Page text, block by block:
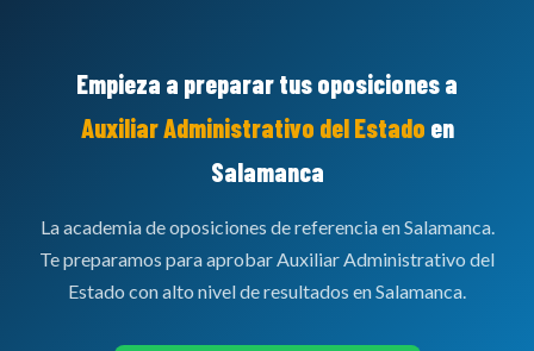
Empieza a preparar tus oposiciones a
Auxiliar Administrativo del Estado en
Salamanca
La academia de oposiciones de referencia en Salamanca.
Te preparamos para aprobar Auxiliar Administrativo del
Estado con alto nivel de resultados en Salamanca.